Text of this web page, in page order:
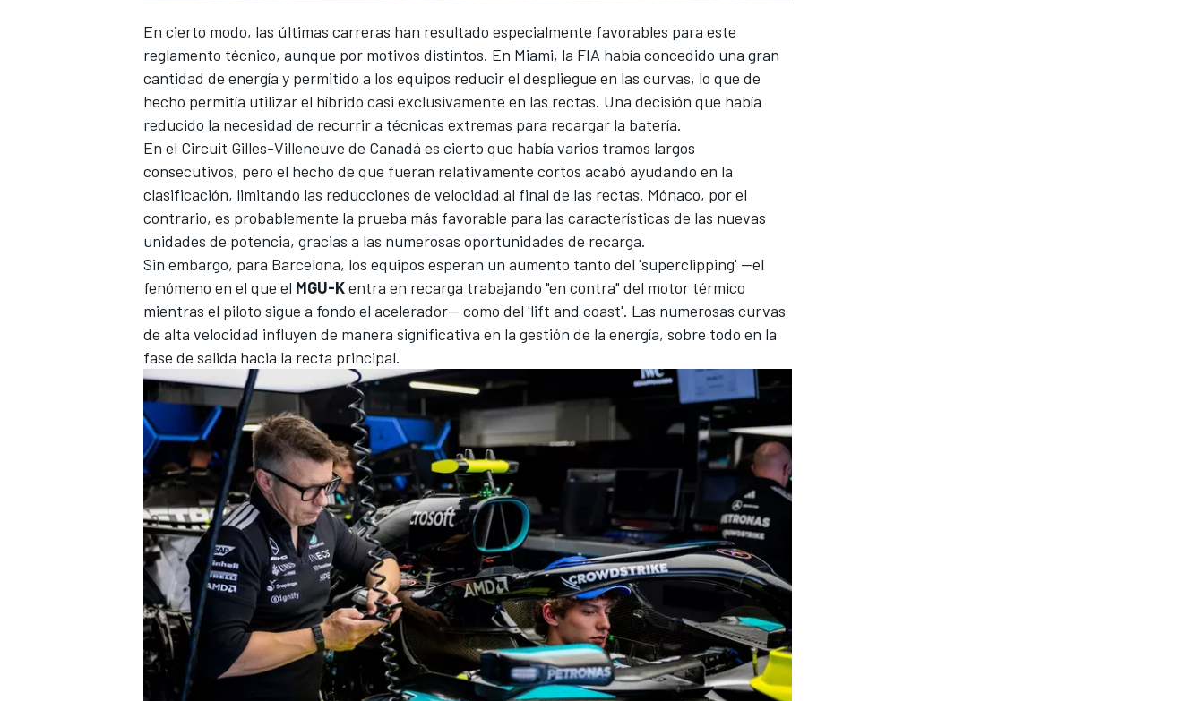
En cierto modo, las últimas carreras han resultado especialmente favorables para este
reglamento técnico, aunque por motivos distintos. En Miami, la FIA había concedido una gran
cantidad de energía y permitido a los equipos reducir el despliegue en las curvas, lo que de
hecho permitía utilizar el híbrido casi exclusivamente en las rectas. Una decisión que había
reducido la necesidad de recurrir a técnicas extremas para recargar la batería.
En el Circuit Gilles-Villeneuve de Canadá es cierto que había varios tramos largos
consecutivos, pero el hecho de que fueran relativamente cortos acabó ayudando en la
clasificación, limitando las reducciones de velocidad al final de las rectas. Mónaco, por el
contrario, es probablemente la prueba más favorable para las características de las nuevas
unidades de potencia, gracias a las numerosas oportunidades de recarga.
Sin embargo, para Barcelona, los equipos esperan un aumento tanto del 'superclipping' —el
fenómeno en el que el MGU-Kentra en recarga trabajando "en contra" del motor térmico
mientras el piloto sigue a fondo el acelerador— como del 'lift and coast'. Las numerosas curvas
de alta velocidad influyen de manera significativa en la gestión de la energía, sobre todo en la
fase de salida hacia la recta principal.